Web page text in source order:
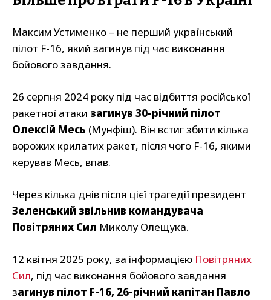
Максим Устименко – не перший український
пілот F-16, який загинув під час виконання
бойового завдання.
26 серпня 2024 року під час відбиття російської
ракетної атаки загинув 30-річний пілот
Олексій Месь (Мунфіш). Він встиг збити кілька
ворожих крилатих ракет, після чого F-16, якими
керував Месь, впав.
Через кілька днів після цієї трагедії президент
Зеленський звільнив командувача
Повітряних Сил Миколу Олещука.
12 квітня 2025 року, за інформацією Повітряних
Сил, під час виконання бойового завдання
загинув пілот F-16, 26-річний капітан Павло